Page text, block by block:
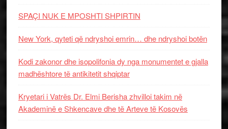
SPAÇI NUK E MPOSHTI SHPIRTIN
New York, qyteti që ndryshoi emrin… dhe ndryshoi botën
Kodi zakonor dhe isopolifonia dy nga monumentet e gjalla
madhështore të antikitetit shqiptar
Kryetari i Vatrës Dr. Elmi Berisha zhvilloi takim në
Akademinë e Shkencave dhe të Arteve të Kosovës